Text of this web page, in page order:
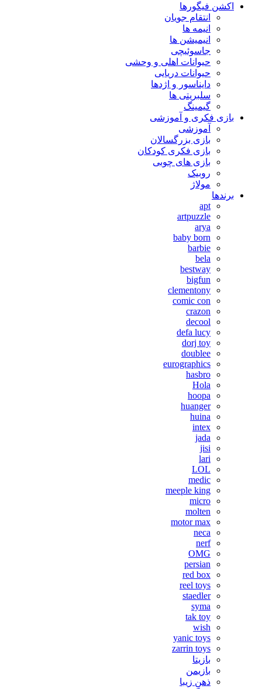
اکشن فیگورها
انتقام جویان
انیمه ها
انیمیشن ها
جاسوئیچی
حیوانات اهلی و وحشی
حیوانات دریایی
دایناسور و اژدها
سلبریتی ها
گیمینگ
بازی فکری و آموزشی
آموزشی
بازی بزرگسالان
بازی فکری کودکان
بازی های چوبی
روبیک
مولاژ
برندها
apt
artpuzzle
arya
baby born
barbie
bela
bestway
bigfun
clementony
comic con
crazon
decool
defa lucy
dorj toy
doublee
eurographics
hasbro
Hola
hoopa
huanger
huina
intex
jada
jisi
lari
LOL
medic
meeple king
micro
molten
motor max
neca
nerf
OMG
persian
red box
reel toys
staedler
syma
tak toy
wish
yanic toys
zarrin toys
بازیتا
بازیمن
ذهن زیبا